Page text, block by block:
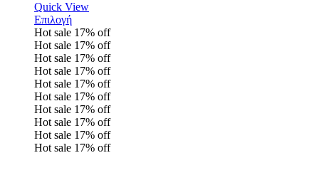
Quick View
Επιλογή
Hot sale 17% off
Hot sale 17% off
Hot sale 17% off
Hot sale 17% off
Hot sale 17% off
Hot sale 17% off
Hot sale 17% off
Hot sale 17% off
Hot sale 17% off
Hot sale 17% off